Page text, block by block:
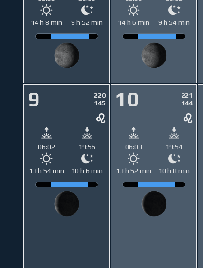
14 h 8 min 9 h 52 min 14 h 6 min 9 h 54 min
9
220
145
06:02 19:56
13 h 54 min 10 h 6 min
10
221
144
06:03 19:54
13 h 52 min 10 h 8 min